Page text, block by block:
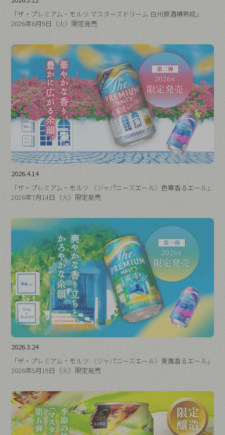
「ザ・プレミアム・モルツ マスターズドリーム 白州原酒樽熟成」
2026年6月9日（火）限定発売
2026.4.14
「ザ・プレミアム・モルツ 〈ジャパニーズエール〉色華香るエール」
2026年7月14日（火）限定発売
2026.3.24
「ザ・プレミアム・モルツ 〈ジャパニーズエール〉夏風香るエール」
2026年5月19日（火）限定発売